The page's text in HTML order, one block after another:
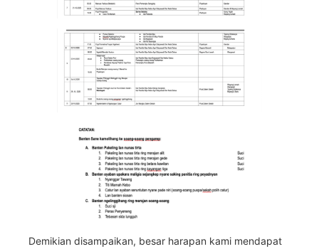
Demikian disampaikan, besar harapan kami mendapat